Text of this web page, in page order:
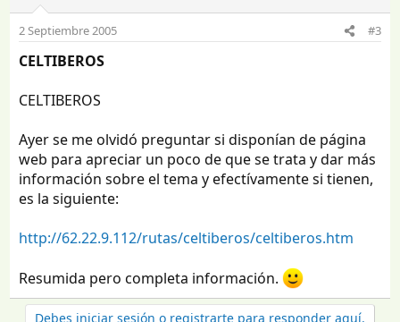
2 Septiembre 2005 #3
CELTIBEROS
CELTIBEROS
Ayer se me olvidó preguntar si disponían de página
web para apreciar un poco de que se trata y dar más
información sobre el tema y efectívamente si tienen,
es la siguiente:
http://62.22.9.112/rutas/celtiberos/celtiberos.htm
Resumida pero completa información.
Debes iniciar sesión o registrarte para responder aquí.